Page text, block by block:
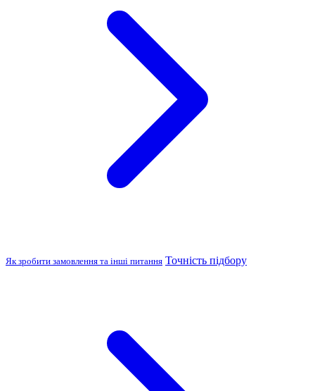
Як зробити замовлення та інші питання Точність підбору